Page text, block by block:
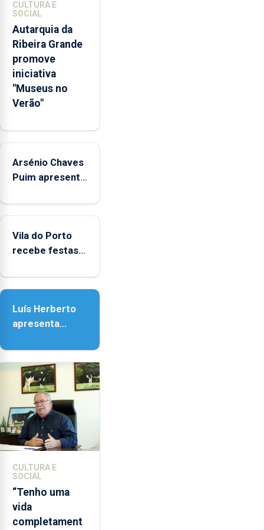
pessoais,
emocionais
e
sociais
junto
das
crianças
CULTURA E
SOCIAL
Autarquia da
Ribeira Grande
promove
iniciativa
"Museus no
Verão"
Arsénio Chaves
Puim apresenta
Biblioteca de
Vila do Porto
recebe festas
Nossa Senhora
Luís Herberto
apresenta
Paisagem’
CULTURA E
SOCIAL
“Tenho uma
vida
completament